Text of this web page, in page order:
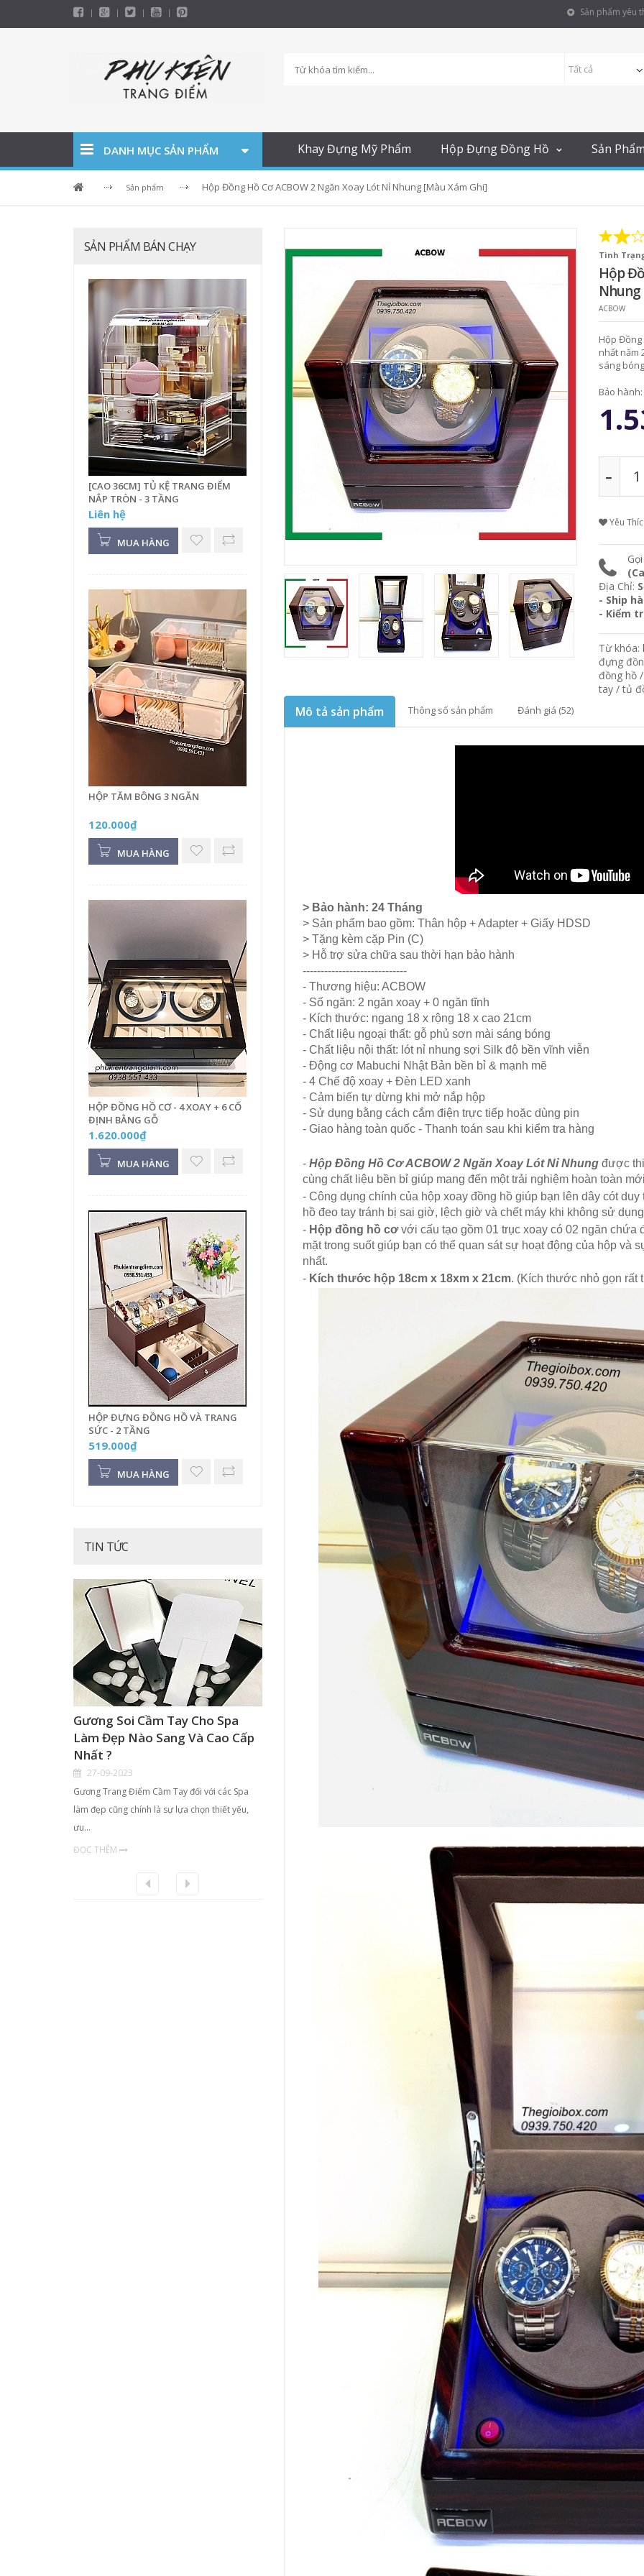
Sản phẩm yêu
DANH MỤC SẢN PHẨM Khay Đựng Mỹ Phẩm Hộp Đựng Đồng Hồ Sản Phẩm
Sản phẩm Hộp Đồng Hồ Cơ ACBOW 2 Ngăn Xoay Lót Nỉ Nhung [Màu Xám Ghi]
Tình
Hộp
Nhung
ACBOW
Hộp Đồng
nhất năm
sáng
Bảo hành:
Yêu
Địa Chỉ:
- Ship
- Kiểm
Từ khóa:
đựng
đồng hồ
tay /tủ
Mô tả sản phẩm Thông số sản phẩm Đánh giá (52)
> Bảo hành: 24 Tháng
> Sản phẩm bao gồm: Thân hộp + Adapter + Giấy HDSD
> Tặng kèm cặp Pin (C)
> Hỗ trợ sửa chữa sau thời hạn bảo hành
-----------------------------
- Thương hiệu: ACBOW
- Số ngăn: 2 ngăn xoay + 0 ngăn tĩnh
- Kích thước: ngang 18 x rộng 18 x cao 21cm
- Chất liệu ngoại thất: gỗ phủ sơn mài sáng bóng
- Chất liệu nội thất: lót nỉ nhung sợi Silk độ bền vĩnh viễn
- Động cơ Mabuchi Nhật Bản bền bỉ & mạnh mẽ
- 4 Chế độ xoay + Đèn LED xanh
- Cảm biến tự dừng khi mở nắp hộp
- Sử dụng bằng cách cắm điện trực tiếp hoặc dùng pin
- Giao hàng toàn quốc - Thanh toán sau khi kiểm tra hàng
- Hộp Đồng Hồ Cơ ACBOW 2 Ngăn Xoay Lót Nỉ Nhungđược
cùng chất liệu bền bỉ giúp mang đến một trải nghiệm hoàn toàn
- Công dụng chính của hộp xoay đồng hồ giúp bạn lên dây cót
hồ đeo tay tránh bị sai giờ, lệch giờ và chết máy khi không sử
- Hộp đồng hồ cơvới cấu tạo gồm 01 trục xoay có 02 ngăn chứa
mặt trong suốt giúp bạn có thể quan sát sự hoạt động của hộp và
nhất.
- Kích thước hộp 18cm x 18xm x 21cm. (Kích thước nhỏ gọn rất
SẢN PHẨM BÁN CHẠY
[CAO 36CM] TỦ KỆ TRANG ĐIỂM
NẮP TRÒN - 3 TẦNG
Liên hệ
MUA HÀNG
HỘP TĂM BÔNG 3 NGĂN
120.000₫
MUA HÀNG
HỘP ĐỒNG HỒ CƠ - 4 XOAY + 6 CỐ
ĐỊNH BẰNG GỖ
1.620.000₫
MUA HÀNG
HỘP ĐỰNG ĐỒNG HỒ VÀ TRANG
SỨC - 2 TẦNG
519.000₫
MUA HÀNG
TIN TỨC
Gương Soi Cầm Tay Cho Spa
Làm Đẹp Nào Sang Và Cao Cấp
Nhất ?
27-09-2023
Gương Trang Điểm Cầm Tay đối với các Spa
làm đẹp cũng chính là sự lựa chọn thiết yếu,
ưu…
ĐỌC THÊM
Hộp Khay Kệ Đựng Đồ Trang
Điểm - Mỹ Phẩm Đẹp Sang
- Với nhu cầu làm đẹp ngày càng nhiều của các
Bán Hộp Đựng Đồng Hồ
Hộp Đựng Trang Sức -
bằng Da, bằng Gỗ tại
01-04-2026
Hãy bảo về những chiếc đồng hồ yêu
cấp.…
ĐỌC THÊM